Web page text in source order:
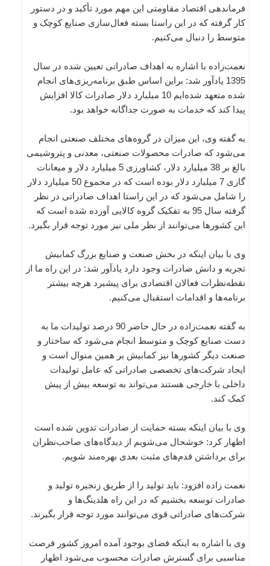
فرماندهی اقتصاد مقاومتی این مهم مورد تأکید و در دستور
کار گرفته که در این راستا بسته فعال‌سازی صنایع کوچک و
متوسط را دنبال می‌کنیم.
نعمت‌زاده با اشاره به اهداف صادراتی تعیین شده در سال
1395 یادآور شد: براین اساس طبق برنامه‌ریزی‌های انجام
شده متعهد شده‌ایم 10 میلیارد دلار صادرات کالا افزایش
پیدا کند که خدمات به صورت جداگانه خواهد بود.
به گفته وی، این میزان در گروه‌های مختلف صنعتی انجام
می‌شود که صادرات محصولات صنعتی، معدنی و پتروشیمی
بالغ بر 38 میلیارد دلار، کشاورزی 5 میلیارد دلار و میعانات
گازی 7 میلیارد دلار بوده است که در مجموع 50 میلیارد دلار
را شامل می‌شود که در این راستا اهداف صادراتی در نظر
گرفته سال 95 به تفکیک گروه کالایی آورده شده است که
این کشورها می‌توانند از نظر ملی نیز مورد توجه قرار بگیرد.
وی با بیان اینکه در بخش صنعت و صنایع بزرگ کمابیش
تجربه و دانش صادرات وجود دارد یادآور شد: در این راه ما از
نقطه‌نظرات فعالان اقتصادی برای پیشبرد هرچه بیشتر
برنامه‌ها و اقدامات استقبال می‌کنیم.
به گفته نعمت‌زاده در حال حاضر 90 درصد تولیدات ما به
دست صنایع کوچک و متوسط انجام می‌شود که ساختار و
صنعت دیگر کشورها نیز کمابیش بر همین منوال است و
ایجاد شرکت‌های تخصصی صادراتی که عامل تولیدات
داخلی با خارجی هستند می‌تواند به توسعه بیش از پیش
کمک کند.
وی با بیان اینکه بسته حمایت از صادرات تدوین شده است
اظهار کرد: خوشحال می‌شویم از دیدگاه‌های صاحب‌نظران
برای برداشتن قدم‌های مثبت بعدی بهره‌مند شویم.
نعمت زاده افزود: باید تولید را از طریق زنجیره تولید و
صادرات توسعه بخشیم که در این راه هلدینگ‌ها و
شرکت‌های صادراتی قوی می‌توانند مورد توجه قرار بگیرند.
وی با اشاره به اینکه فضای بوجود آمده امروز کشور فرصت
مناسبی برای گسترش صادرات محسوب می‌شود اظهار